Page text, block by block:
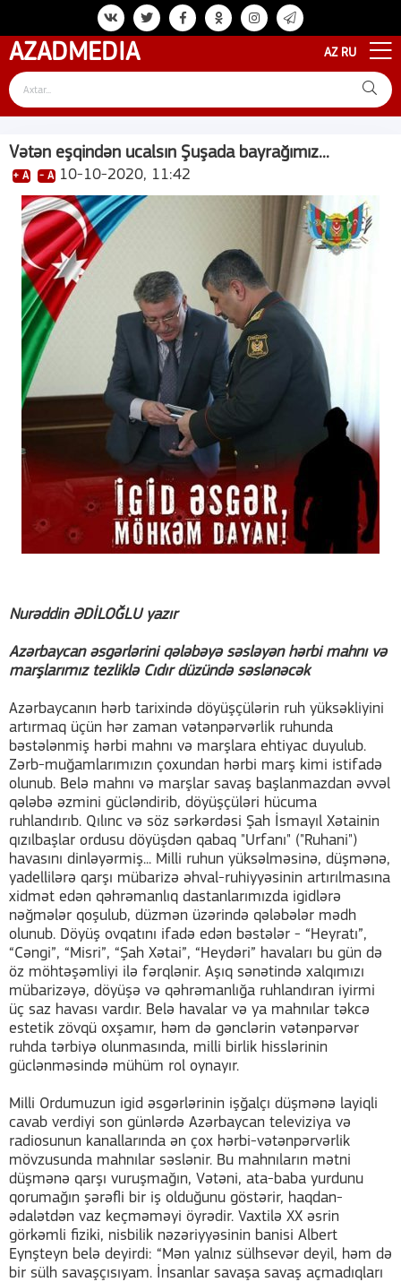
AZADMEDIA AZ RU
Vətən eşqindən ucalsın Şuşada bayrağımız...
+ A - A 10-10-2020, 11:42
Nurəddin ƏDİLOĞLU yazır
Azərbaycan əsgərlərini qələbəyə səsləyən hərbi mahnı və
marşlarımız tezliklə Cıdır düzündə səslənəcək
Azərbaycanın hərb tarixində döyüşçülərin ruh yüksəkliyini
artırmaq üçün hər zaman vətənpərvərlik ruhunda
bəstələnmiş hərbi mahnı və marşlara ehtiyac duyulub.
Zərb-muğamlarımızın çoxundan hərbi marş kimi istifadə
olunub. Belə mahnı və marşlar savaş başlanmazdan əvvəl
qələbə əzmini gücləndirib, döyüşçüləri hücuma
ruhlandırıb. Qılınc və söz sərkərdəsi Şah İsmayıl Xətainin
qızılbaşlar ordusu döyüşdən qabaq "Urfanı" ("Ruhani")
havasını dinləyərmiş... Milli ruhun yüksəlməsinə, düşmənə,
yadellilərə qarşı mübarizə əhval-ruhiyyəsinin artırılmasına
xidmət edən qəhrəmanlıq dastanlarımızda igidlərə
nəğmələr qoşulub, düzmən üzərində qələbələr mədh
olunub. Döyüş ovqatını ifadə edən bəstələr - “Heyratı”,
“Cəngi”, “Misri”, “Şah Xətai”, “Heydəri” havaları bu gün də
öz möhtəşəmliyi ilə fərqlənir. Aşıq sənətində xalqımızı
mübarizəyə, döyüşə və qəhrəmanlığa ruhlandıran iyirmi
üç saz havası vardır. Belə havalar və ya mahnılar təkcə
estetik zövqü oxşamır, həm də gənclərin vətənpərvər
ruhda tərbiyə olunmasında, milli birlik hisslərinin
güclənməsində mühüm rol oynayır.
Milli Ordumuzun igid əsgərlərinin işğalçı düşmənə layiqli
cavab verdiyi son günlərdə Azərbaycan televiziya və
radiosunun kanallarında ən çox hərbi-vətənpərvərlik
mövzusunda mahnılar səslənir. Bu mahnıların mətni
düşmənə qarşı vuruşmağın, Vətəni, ata-baba yurdunu
qorumağın şərəfli bir iş olduğunu göstərir, haqdan-
ədalətdən vaz keçməməyi öyrədir. Vaxtilə XX əsrin
görkəmli fiziki, nisbilik nəzəriyyəsinin banisi Albert
Eynşteyn belə deyirdi: “Mən yalnız sülhsevər deyil, həm də
bir sülh savaşçısıyam. İnsanlar savaşa savaş açmadıqları